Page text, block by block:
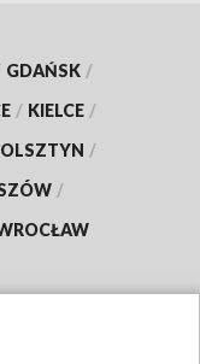
GDAŃSK /
/ KIELCE /
OLSZTYN /
/